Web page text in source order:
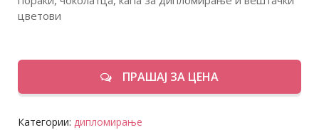
цветови
ПРАШАЈ ЗА ЦЕНА
Категории: дипломирање